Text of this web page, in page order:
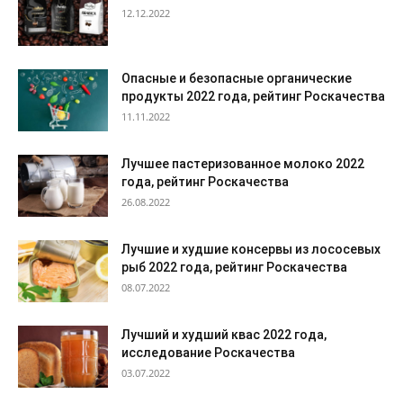
12.12.2022
Опасные и безопасные органические
продукты 2022 года, рейтинг Роскачества
11.11.2022
Лучшее пастеризованное молоко 2022
года, рейтинг Роскачества
26.08.2022
Лучшие и худшие консервы из лососевых
рыб 2022 года, рейтинг Роскачества
08.07.2022
Лучший и худший квас 2022 года,
исследование Роскачества
03.07.2022